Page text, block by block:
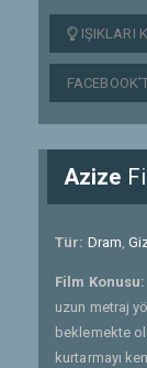
IŞIKLARI
Azize
Tür: Dram,
Film
uzun metraj
beklemekte
kurtarmayı